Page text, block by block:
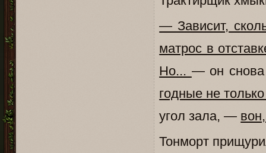
— Зависит,
матрос в
Но... — он
годные не
угол зала, —
Тонморт